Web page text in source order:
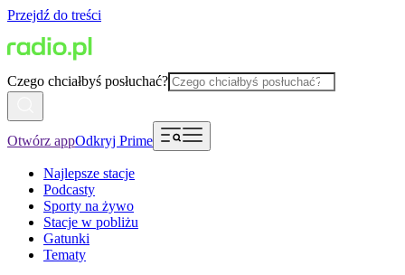
Przejdź do treści
Czego chciałbyś posłuchać?
Otwórz appOdkryj Prime
Najlepsze stacje
Podcasty
Sporty na żywo
Stacje w pobliżu
Gatunki
Tematy